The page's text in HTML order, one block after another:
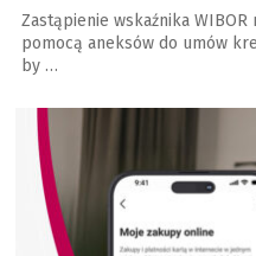
Zastąpienie wskaźnika WIBOR
pomocą aneksów do umów
by …